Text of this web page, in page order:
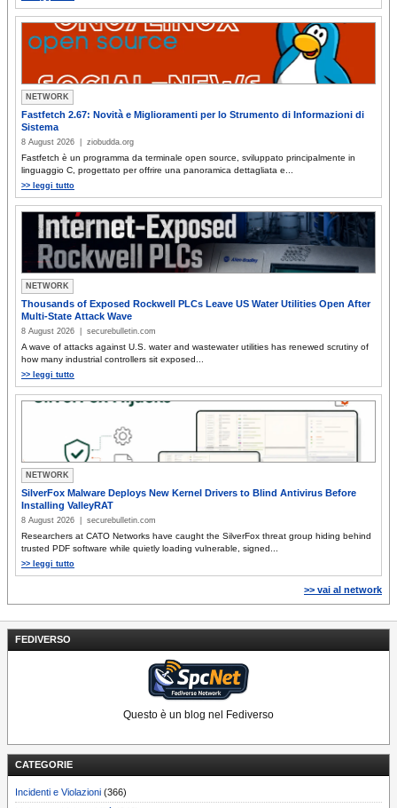
FEDIVERSO
Questo è un blog nel Fediverso
CATEGORIE
Incidenti e Violazioni (366)
NETWORK
Fastfetch 2.67: Novità e Miglioramenti per lo Strumento di Informazioni di
Sistema
8 August 2026 | ziobudda.org
Fastfetch è un programma da terminale open source, sviluppato principalmente in
linguaggio C, progettato per offrire una panoramica dettagliata e...
>> leggi tutto
NETWORK
Thousands of Exposed Rockwell PLCs Leave US Water Utilities Open After
Multi-State Attack Wave
8 August 2026 | securebulletin.com
A wave of attacks against U.S. water and wastewater utilities has renewed scrutiny of
how many industrial controllers sit exposed...
>> leggi tutto
NETWORK
SilverFox Malware Deploys New Kernel Drivers to Blind Antivirus Before
Installing ValleyRAT
8 August 2026 | securebulletin.com
Researchers at CATO Networks have caught the SilverFox threat group hiding behind
trusted PDF software while quietly loading vulnerable, signed...
>> leggi tutto
>> vai al network